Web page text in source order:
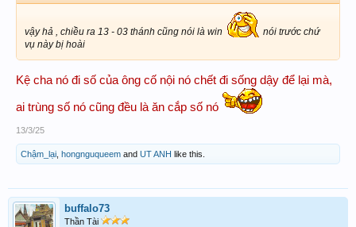
vậy hả , chiều ra 13 - 03 thánh cũng nói là win
nói trước chứ
vụ này bị hoài
Kệ cha nó đi số của ông cố nội nó chết đi sống dậy để lại mà,
ai trùng số nó cũng đều là ăn cắp số nó
13/3/25
Chậm_lại hongnguqueem and UT ANH like this.
buffalo73
Thần Tài